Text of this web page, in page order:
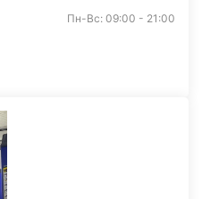
Пн-Вс: 09:00 - 21:00